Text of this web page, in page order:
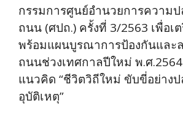
กรรมการศูนย์อำนวยการความ
ถนน (ศปถ.) ครั้งที่ 3/2563 เพื่อเ
พร้อมแผนบูรณาการป้องกันและ
ถนนช่วงเทศกาลปีใหม่ พ.ศ
แนวคิด “ชีวิตวิถีใหม่ ขับขี่อย่าง
อุบัติเหตุ”